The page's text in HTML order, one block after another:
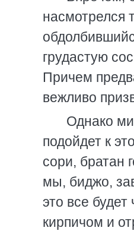
насмотрелся
грудастую
Причем
вежливо
Однако
подойдет к
сори, братан
мы, биджо,
это все
кирпичом и